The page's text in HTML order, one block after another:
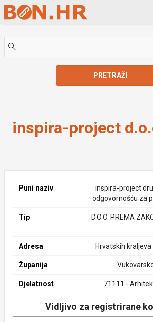
Skip to Main Content
PRETRAŽI
inspira-project
Puni naziv
inspira-project
odgovornošću za
Tip
D.O.O. PREMA
Adresa Hrvatskih kraljeva
Županija
Djelatnost 71111 -
Vidljivo za registrirane